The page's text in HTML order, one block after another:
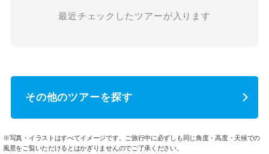
最近チェックしたツアーが入ります
その他のツアーを探す
※写真・イラストはすべてイメージです。ご旅行中に必ずしも同じ角度・高度・天候での
風景をご覧いただけるとはかぎりませんのでご了承ください。